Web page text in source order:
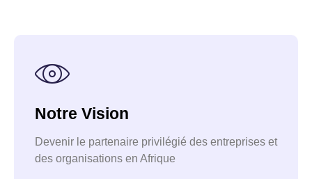
Notre Vision
Devenir le partenaire privilégié des entreprises et
des organisations en Afrique